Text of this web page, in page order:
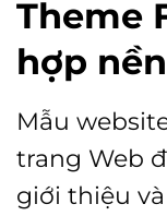
Theme
hợp
Mẫu
trang Web
giới thiệu